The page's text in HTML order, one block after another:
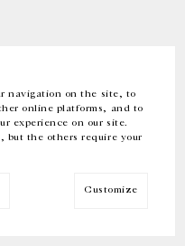
navigation on the site, to
online platforms, and to
experience on our site.
but the others require your
Customize